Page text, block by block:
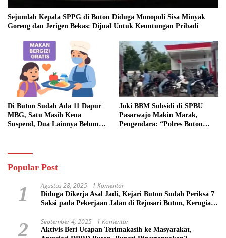
Sejumlah Kepala SPPG di Buton Diduga Monopoli Sisa Minyak
Goreng dan Jerigen Bekas: Dijual Untuk Keuntungan Pribadi
Di Buton Sudah Ada 11 Dapur
MBG, Satu Masih Kena
Suspend, Dua Lainnya Belum
Joki BBM Subsidi di SPBU
Pasarwajo Makin Marak,
Pengendara: “Polres Buton
Popular Post
1 Agustus 28, 2025 1 Komentar
Diduga Dikerja Asal Jadi, Kejari Buton Sudah Periksa 7
Saksi pada Pekerjaan Jalan di Rejosari Buton, Kerugian
2 September 4, 2025 1 Komentar
Aktivis Beri Ucapan Terimakasih ke Masyarakat,